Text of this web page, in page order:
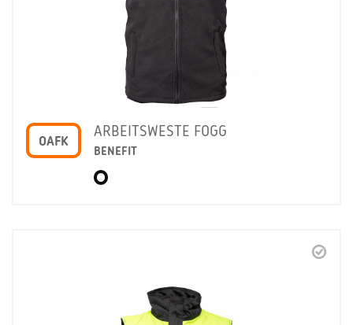
OAFK
ARBEITSWESTE FOGG
BENEFIT